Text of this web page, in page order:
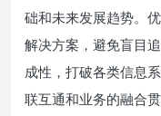
础和未来发展趋势。
解决方案，避免盲目
成性，打破各类信息
联互通和业务的融合贯